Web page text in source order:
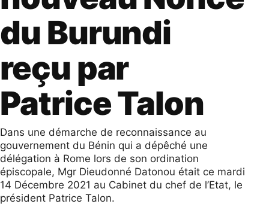
du Burundi
reçu par
Patrice Talon
Dans une démarche de reconnaissance au
gouvernement du Bénin qui a dépêché une
délégation à Rome lors de son ordination
épiscopale, Mgr Dieudonné Datonou était ce mardi
14 Décembre 2021 au Cabinet du chef de l’Etat, le
président Patrice Talon.